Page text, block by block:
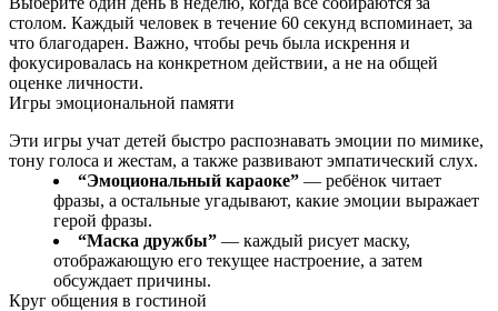
столом. Каждый человек в течение 60 секунд вспоминает, за
что благодарен. Важно, чтобы речь была искрення и
фокусировалась на конкретном действии, а не на общей
оценке личности.
Игры эмоциональной памяти
Эти игры учат детей быстро распознавать эмоции по мимике,
тону голоса и жестам, а также развивают эмпатический слух.
“Эмоциональный караоке” — ребёнок читает
фразы, а остальные угадывают, какие эмоции выражает
герой фразы.
“Маска дружбы” — каждый рисует маску,
отображающую его текущее настроение, а затем
обсуждает причины.
Круг общения в гостиной